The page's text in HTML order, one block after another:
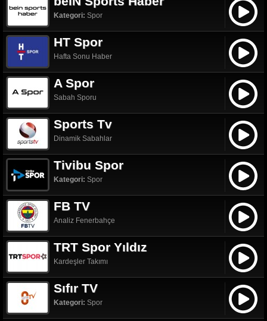
Kategori: Spor
HT Spor
Hafta Sonu Haber
A Spor
Sabah Sporu
Sports Tv
Dinamik Sabahlar
Tivibu Spor
Kategori: Spor
FB TV
Analiz Fenerbahçe
TRT Spor Yıldız
Kardeşler Takımı
Sıfır TV
Kategori: Spor